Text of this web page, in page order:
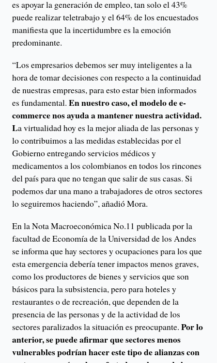
es apoyar la generación de empleo, tan solo el 43%
puede realizar teletrabajo y el 64% de los encuestados
manifiesta que la incertidumbre es la emoción
predominante.
“Los empresarios debemos ser muy inteligentes a la
hora de tomar decisiones con respecto a la continuidad
de nuestras empresas, para esto estar bien informados
es fundamental. En nuestro caso, el modelo de e-
commerce nos ayuda a mantener nuestra actividad.
La virtualidad hoy es la mejor aliada de las personas y
lo contribuimos a las medidas establecidas por el
Gobierno entregando servicios médicos y
medicamentos a los colombianos en todos los rincones
del país para que no tengan que salir de sus casas. Si
podemos dar una mano a trabajadores de otros sectores
lo seguiremos haciendo”, añadió Mora.
En la Nota Macroeconómica No.11 publicada por la
facultad de Economía de la Universidad de los Andes
se informa que hay sectores y ocupaciones para los que
esta emergencia debería tener impactos menos graves,
como los productores de bienes y servicios que son
básicos para la subsistencia, pero para hoteles y
restaurantes o de recreación, que dependen de la
presencia de las personas y de la actividad de los
sectores paralizados la situación es preocupante. Por lo
anterior, se puede afirmar que sectores menos
vulnerables podrían hacer este tipo de alianzas con